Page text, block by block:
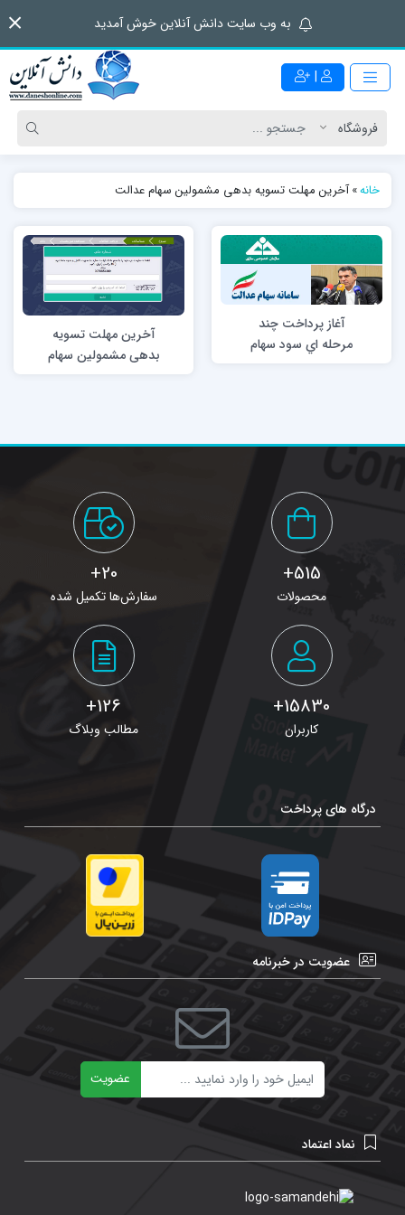
به وب سایت دانش آنلاین خوش آمدید
|
خانه»آخرین مهلت تسویه بدهی مشمولین سهام عدالت
آغاز پرداخت چند
مرحله اي سود سهام
عدالت
آخرین مهلت تسویه
بدهی مشمولین سهام
عدالت ؛۳۱ شهریور
515+
محصولات
20+
سفارش‌ها تکمیل شده
15830+
کاربران
126+
مطالب وبلاگ
درگاه های پرداخت
عضویت در خبرنامه
عضویت
نماد اعتماد